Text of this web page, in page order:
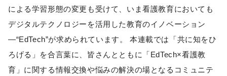
による学習形態の変更も受けて、いま看護教育においても
デジタルテクノロジーを活用した教育のイノベーション
―“EdTech”が求められています。 本連載では「共に知をひ
ろげる」を合言葉に、皆さんとともに「EdTech×看護教
育」に関する情報交換や悩みの解決の場となるコミュニテ